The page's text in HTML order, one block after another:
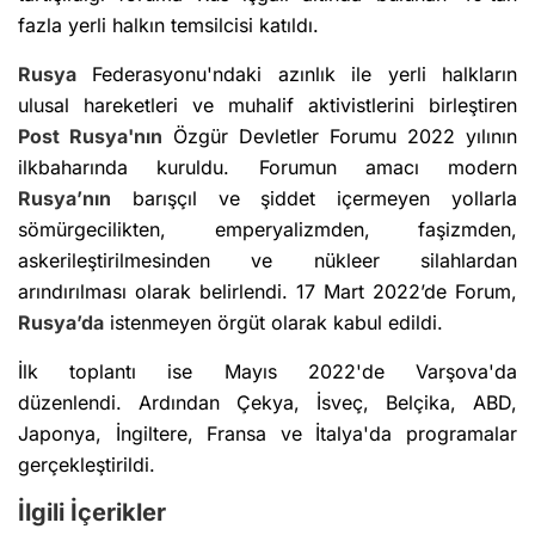
fazla yerli halkın temsilcisi katıldı.
Rusya Federasyonu'ndaki azınlık ile yerli halkların
ulusal hareketleri ve muhalif aktivistlerini birleştiren
Post Rusya'nın Özgür Devletler Forumu 2022 yılının
ilkbaharında kuruldu. Forumun amacı modern
Rusya’nın barışçıl ve şiddet içermeyen yollarla
sömürgecilikten, emperyalizmden, faşizmden,
askerileştirilmesinden ve nükleer silahlardan
arındırılması olarak belirlendi. 17 Mart 2022’de Forum,
Rusya’da istenmeyen örgüt olarak kabul edildi.
İlk toplantı ise Mayıs 2022'de Varşova'da
düzenlendi. Ardından Çekya, İsveç, Belçika, ABD,
Japonya, İngiltere, Fransa ve İtalya'da programalar
gerçekleştirildi.
İlgili İçerikler